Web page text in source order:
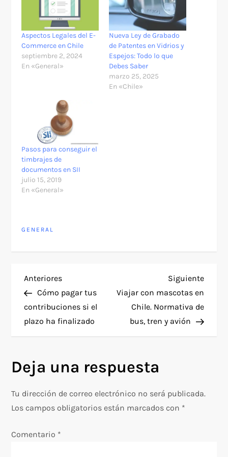
Aspectos Legales del E-
Commerce en Chile
septiembre 2, 2024
En «General»
Nueva Ley de Grabado
de Patentes en Vidrios y
Espejos: Todo lo que
Debes Saber
marzo 25, 2025
En «Chile»
Pasos para conseguir el
timbrajes de
documentos en SII
julio 15, 2019
En «General»
GENERAL
N
a
v
g
a
Entrada
anterior
Anteriores
Cómo pagar tus
contribuciones si el
plazo ha finalizado
Siguiente
Viajar con mascotas en
Chile. Normativa de
bus, tren y avión
Deja una respuesta
Tu dirección de correo electrónico no será publicada.
Los campos obligatorios están marcados con *
Comentario *